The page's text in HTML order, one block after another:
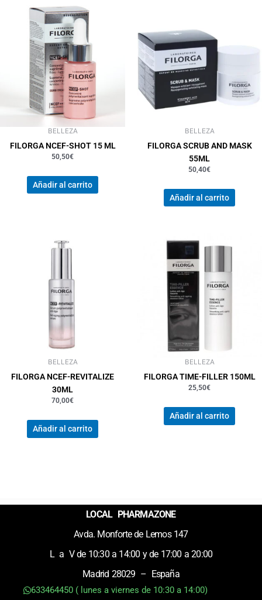
BELLEZA
FILORGA NCEF-SHOT 15 ML
50,50€
Añadir al carrito
BELLEZA
FILORGA SCRUB AND MASK
55ML
50,40€
Añadir al carrito
BELLEZA
FILORGA NCEF-REVITALIZE
30ML
70,00€
Añadir al carrito
BELLEZA
FILORGA TIME-FILLER 150ML
25,50€
Añadir al carrito
LOCAL PHARMAZONE
Avda. Monforte de Lemos 147
L a V de 10:30 a 14:00 y de 17:00 a 20:00
Madrid 28029 – España
633464450 ( lunes a viernes de 10:30 a 14:00)